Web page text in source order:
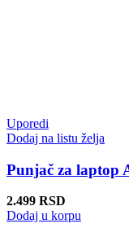
Uporedi
Dodaj na listu želja
Punjač za laptop
2.499 RSD
Dodaj u korpu